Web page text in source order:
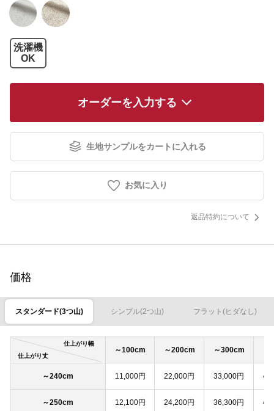
洗濯機
OK
オーダーを入力する
生地サンプルをカートに入れる
お気に入り
返品特約について
価格
スタンダード(3つ山) シンプル(2つ山) フラット(ヒダなし)
仕上がり幅
仕上がり丈
～100cm ～200cm ～300cm
～240cm 11,000円 22,000円 33,000円
～250cm 12,100円 24,200円 36,300円